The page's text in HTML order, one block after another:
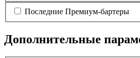
Последние Премиум-бартеры
Дополнительные